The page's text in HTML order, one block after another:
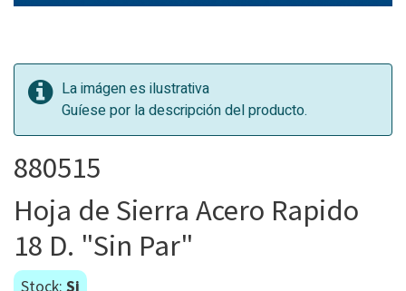
La imágen es ilustrativa
Guíese por la descripción del producto.
880515
Hoja de Sierra Acero Rapido
18 D. "Sin Par"
Stock: Si